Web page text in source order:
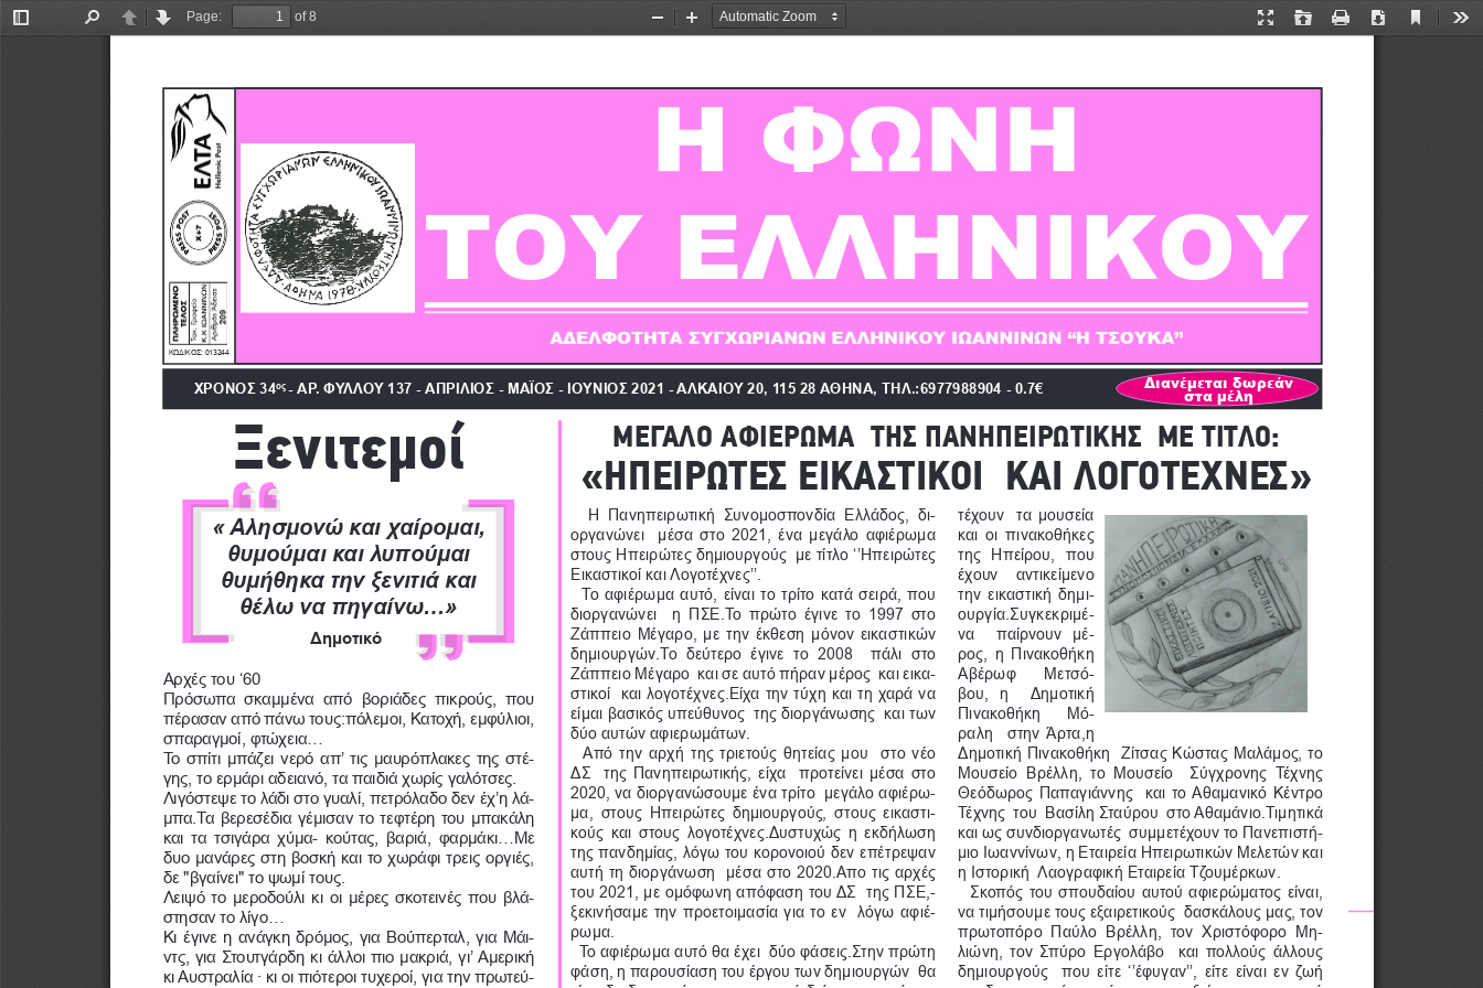
Toggle
PreviousNext
Page:
of 8
Presentation
Open Print Download
Current
Zoom
Zoom
ΑΠΡΙΛΙΟΣ - ΜΑΪΟΣ - ΙΟΥΝΙΟΣ 2021
ΧΡΟΝΟΣ 34ος - ΑΡ. ΦΥΛΛΟΥ 137 - ΑΠΡΙΛΙΟΣ - ΜΑΪΟΣ - ΙΟΥΝΙΟΣ 2021 - ΑΛΚΑΙΟΥ 20, 115 28 ΑΘΗΝΑ, ΤΗΛ.:6977988904 - 0.7€
ΚΩΔΙΚΟΣ: 013244
Διανέμεται δωρεάν
στα μέλη
Αρχές του ‘60
Πρόσωπα  σκαμμένα  από  βοριάδες  πικρούς,  που
πέρασαν από πάνω τους:πόλεμοι, Κατοχή, εμφύλιοι,
σπαραγμοί, φτώχεια...
Το σπίτι μπάζει νερό απ’ τις μαυρόπλακες της στέ-
γης, το ερμάρι αδειανό, τα παιδιά χωρίς γαλότσες.
Λιγόστεψε το λάδι στο γυαλί, πετρόλαδο δεν έχ’η λά-
μπα.Τα βερεσέδια γέμισαν το τεφτέρη του μπακάλη
και τα τσιγάρα χύμα- κούτας, βαριά, φαρμάκι...Με
δυο μανάρες στη βοσκή και το χωράφι τρεις οργιές,
δε "βγαίνει" το ψωμί τους.
Λειψό το μεροδούλι κι οι μέρες σκοτεινές που βλά-
στησαν το λίγο...
Κι έγινε η ανάγκη δρόμος, για Βούπερταλ, για Μάι-
ντς, για Στουτγάρδη κι άλλοι πιο μακριά, γι’ Αμερική
κι Αυστραλία ∙ κι οι πιότεροι τυχεροί, για την πρωτεύ-
« Αλησμονώ και χαίρομαι,
θυμούμαι και λυπούμαι
θυμήθηκα την ξενιτιά και
θέλω να πηγαίνω...»
Δημοτικό
Ξενιτεμοί ΜΕΓΑΛΟ ΑΦΙΕΡΩΜΑ  ΤΗΣ ΠΑΝΗΠΕΙΡΩΤΙΚΗΣ  ΜΕ ΤΙΤΛΟ:
«ΗΠΕΙΡΩΤΕΣ ΕΙΚΑΣΤΙΚΟΙ  ΚΑΙ ΛΟΓΟΤΕΧΝΕΣ»
    Η  Πανηπειρωτική  Συνομοσπονδία  Ελλάδος,  δι
-
οργανώνει  μέσα στο 2021, ένα μεγάλο αφιέρωμα
στους Ηπειρώτες δημιουργούς  με τίτλο ‘’Ηπειρώτες
Εικαστικοί και Λογοτέχνες’’.
  Το αφιέρωμα αυτό, είναι το τρίτο κατά σειρά, που
διοργανώνει  η ΠΣΕ.Το πρώτο έγινε το 1997 στο
Ζάππειο Μέγαρο, με την έκθεση μόνον εικαστικών
δημιουργών.Το  δεύτερο  έγινε  το  2008    πάλι  στο
Ζάππειο Μέγαρο  και σε αυτό πήραν μέρος  και εικα-
στικοί  και λογοτέχνες.Είχα την τύχη και τη χαρά να
είμαι βασικός υπεύθυνος  της διοργάνωσης  και των
δύο αυτών αφιερωμάτων.
  Από την αρχή της τριετούς θητείας μου  στο νέο
ΔΣ  της Πανηπειρωτικής, είχα  προτείνει μέσα στο
2020, να διοργανώσουμε ένα τρίτο  μεγάλο αφιέρω-
μα, στους Ηπειρώτες δημιουργούς, στους εικαστι-
κούς και στους λογοτέχνες.Δυστυχώς η εκδήλωση
της πανδημίας, λόγω του κορονοιού δεν επέτρεψαν
αυτή τη διοργάνωση  μέσα στο 2020.Απο τις αρχές
του 2021, με ομόφωνη απόφαση του ΔΣ  της ΠΣΕ, -
ξεκινήσαμε την προετοιμασία για το εν  λόγω αφιέ-
ρωμα.
  Το αφιέρωμα αυτό θα έχει  δύο φάσεις.Στην πρώτη
φάση, η παρουσίαση του έργου των δημιουργών  θα
τέχουν  τα μουσεία
και οι πινακοθήκες
της  Ηπείρου,  που
έχουν  αντικείμενο
την εικαστική δημι-
ουργία.Συγκεκριμέ-
να    παίρνουν  μέ-
ρος, η Πινακοθήκη
Αβέρωφ    Μετσό-
βου,  η    Δημοτική
Πινακοθήκη   Μό-
ραλη  στην Άρτα,η
Δημοτική Πινακοθήκη  Ζίτσας Κώστας Μαλάμος, το
Μουσείο  Βρέλλη,  το  Μουσείο    Σύγχρονης  Τέχνης
Θεόδωρος Παπαγιάννης  και το Αθαμανικό Κέντρο
Τέχνης  του  Βασίλη Σταύρου  στο Αθαμάνιο.Τιμητικά
και ως συνδιοργανωτές  συμμετέχουν το Πανεπιστή-
μιο Ιωαννίνων, η Εταιρεία Ηπειρωτικών Μελετών και
η Ιστορική  Λαογραφική Εταιρεία Τζουμέρκων.
  Σκοπός του σπουδαίου αυτού αφιερώματος είναι,
να τιμήσουμε τους εξαιρετικούς  δασκάλους μας, τον
πρωτοπόρο  Παύλο  Βρέλλη,  τον  Χριστόφορο  Μη-
λιώνη, τον Σπύρο Εργολάβο  και πολλούς άλλους
δημιουργούς  που είτε ‘’έφυγαν’’, είτε είναι εν ζωή